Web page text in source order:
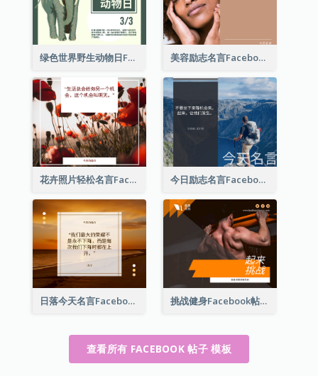
绿色世界野生动物日Facebook帖子 美容励志名言Facebook帖子
花卉照片轻松名言Facebook帖子 今日励志名言Facebook帖子
日落今天名言Facebook帖子 挑战健身Facebook帖子
查看所有 FACEBOOK 帖子 模板